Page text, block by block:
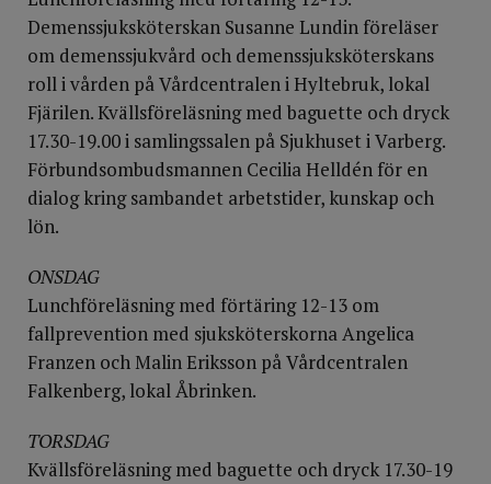
Demenssjuksköterskan Susanne Lundin föreläser
om demenssjukvård och demenssjuksköterskans
roll i vården på Vårdcentralen i Hyltebruk, lokal
Fjärilen. Kvällsföreläsning med baguette och dryck
17.30-19.00 i samlingssalen på Sjukhuset i Varberg.
Förbundsombudsmannen Cecilia Helldén för en
dialog kring sambandet arbetstider, kunskap och
lön.
ONSDAG
Lunchföreläsning med förtäring 12-13 om
fallprevention med sjuksköterskorna Angelica
Franzen och Malin Eriksson på Vårdcentralen
Falkenberg, lokal Åbrinken.
TORSDAG
Kvällsföreläsning med baguette och dryck 17.30-19